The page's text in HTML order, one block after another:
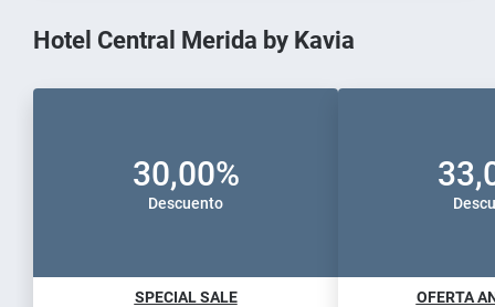
Hotel Central Merida by Kavia
30,00%
Descuento
SPECIAL SALE
OFERTA